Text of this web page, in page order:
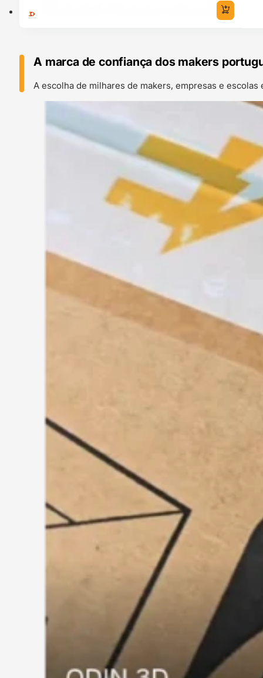
A marca de confiança dos makers
A escolha de milhares de makers, empresas e escolas